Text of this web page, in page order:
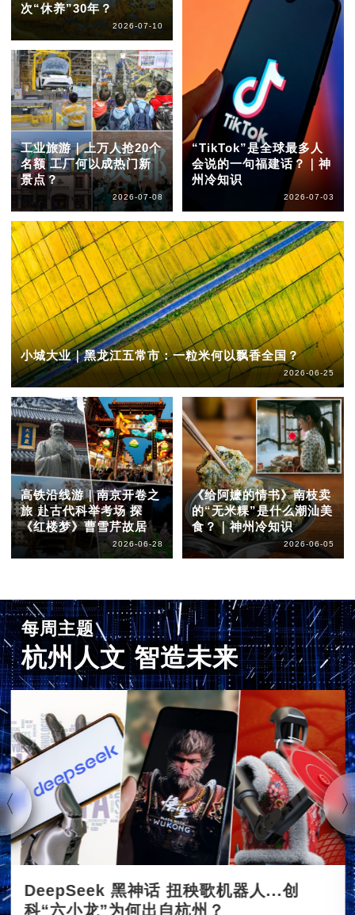
次“休养”30年？
2026-07-10
工业旅游｜上万人抢20个
名额 工厂何以成热门新
景点？
2026-07-08
“TikTok”是全球最多人
会说的一句福建话？｜神
州冷知识
2026-07-03
小城大业｜黑龙江五常市：一粒米何以飘香全国？
2026-06-25
高铁沿线游｜南京开卷之
旅 赴古代科举考场 探
《红楼梦》曹雪芹故居
2026-06-28
《给阿嬷的情书》南枝卖
的“无米粿”是什么潮汕美
食？｜神州冷知识
2026-06-05
每周主题
杭州人文 智造未来
DeepSeek 黑神话 扭秧歌机器人...创
科“六小龙”为何出自杭州？